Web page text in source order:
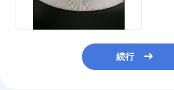
続行